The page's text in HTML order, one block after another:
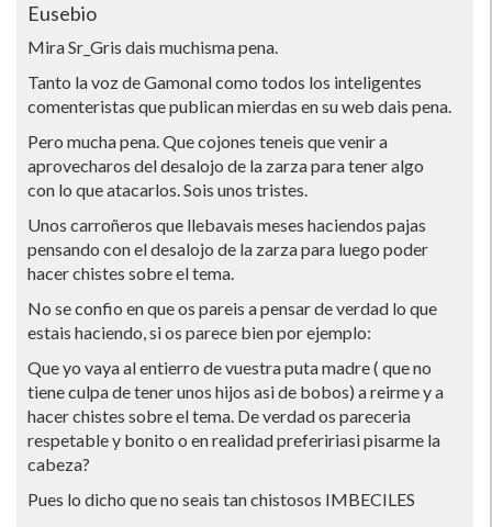
Eusebio
Mira Sr_Gris dais muchisma pena.
Tanto la voz de Gamonal como todos los inteligentes
comenteristas que publican mierdas en su web dais pena.
Pero mucha pena. Que cojones teneis que venir a
aprovecharos del desalojo de la zarza para tener algo
con lo que atacarlos. Sois unos tristes.
Unos carroñeros que llebavais meses haciendos pajas
pensando con el desalojo de la zarza para luego poder
hacer chistes sobre el tema.
No se confio en que os pareis a pensar de verdad lo que
estais haciendo, si os parece bien por ejemplo:
Que yo vaya al entierro de vuestra puta madre ( que no
tiene culpa de tener unos hijos asi de bobos) a reirme y a
hacer chistes sobre el tema. De verdad os pareceria
respetable y bonito o en realidad prefeririasi pisarme la
cabeza?
Pues lo dicho que no seais tan chistosos IMBECILES